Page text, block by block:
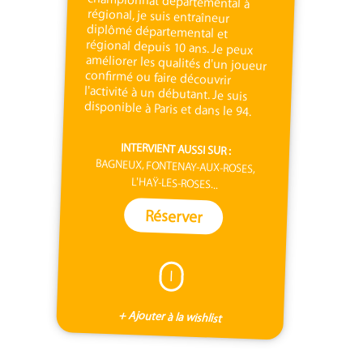
disponible à Paris et dans le 94.
INTERVIENT AUSSI SUR :
BAGNEUX, FONTENAY-AUX-ROSES,
L'HAŸ-LES-ROSES...
Réserver
I
+ Ajouter à la wishlist